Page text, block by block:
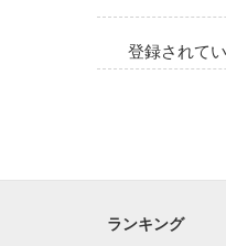
登録されて
ランキング